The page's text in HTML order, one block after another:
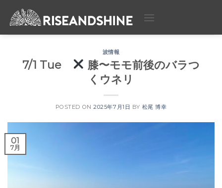
波情報
7/1 Tue
膝〜モモ前後のバラつ
くウネリ
POSTED ON2025年7月1日 BY 松尾 博幸
01
7月